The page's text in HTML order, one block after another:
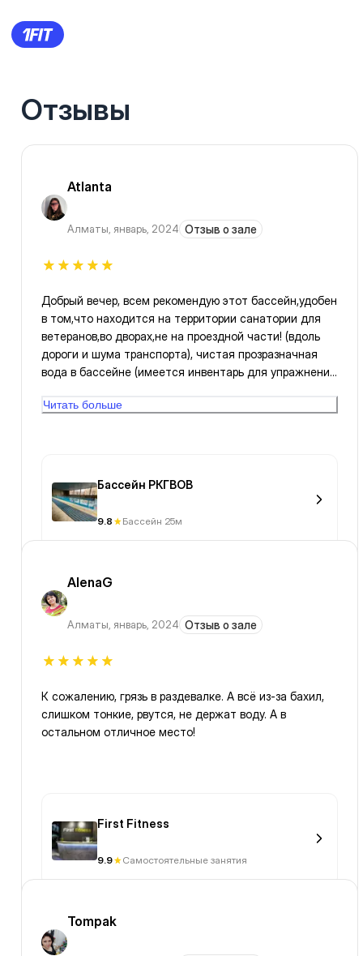
Отзывы
Atlanta
Алматы, январь, 2024 Отзыв о зале
Добрый вечер, всем рекомендую этот бассейн,удобен
в том,что находится на территории санатории для
ветеранов,во дворах,не на проездной части! (вдоль
дороги и шума транспорта), чистая прозразначная
вода в бассейне (имеется инвентарь для упражнений
обучения новичкам и для профессионалов,в том
Читать больше
Бассейн РКГВОВ
9.8 Бассейн 25м
AlenaG
Алматы, январь, 2024 Отзыв о зале
К сожалению, грязь в раздевалке. А всё из-за бахил,
слишком тонкие, рвутся, не держат воду. А в
остальном отличное место!
First Fitness
9.9 Самостоятельные занятия
Tompak